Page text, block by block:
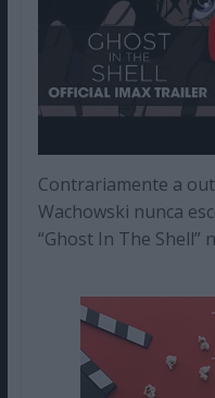
Contrariamente a
Wachowski nunca
“Ghost In The Shell”